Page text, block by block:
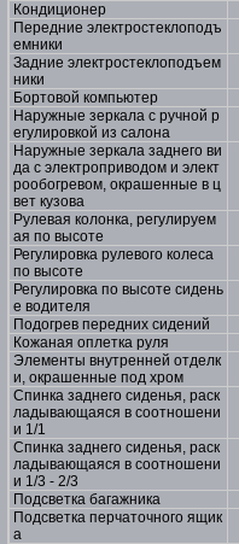
Кондиционер
Передние электростеклоподъ
емники
Задние электростеклоподъем
ники
Бортовой компьютер
Наружные зеркала с ручной р
егулировкой из салона
Наружные зеркала заднего ви
да с электроприводом и элект
рообогревом, окрашенные в ц
вет кузова
Рулевая колонка, регулируем
ая по высоте
Регулировка рулевого колеса
по высоте
Регулировка по высоте сидень
е водителя
Подогрев передних сидений
Кожаная оплетка руля
Элементы внутренней отделк
и, окрашенные под хром
Спинка заднего сиденья, раск
ладывающаяся в соотношени
и 1/1
Спинка заднего сиденья, раск
ладывающаяся в соотношени
и 1/3 - 2/3
Подсветка багажника
Подсветка перчаточного ящик
а